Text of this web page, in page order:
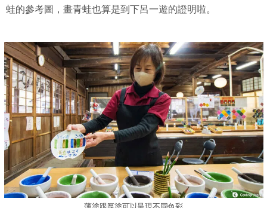
蛙的參考圖，畫青蛙也算是到下呂一遊的證明啦。